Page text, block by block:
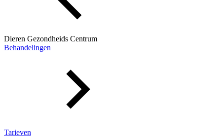
Dieren Gezondheids Centrum
Behandelingen
Tarieven